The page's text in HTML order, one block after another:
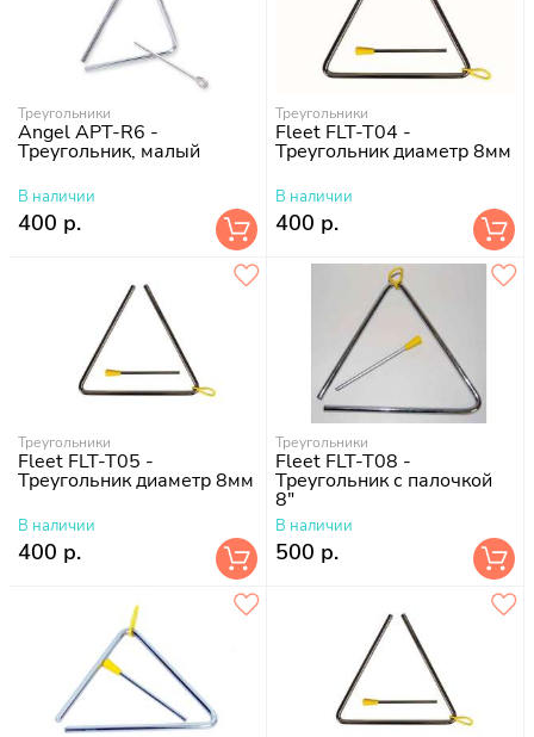
Треугольники
Angel APT-R6 -
Треугольник, малый
В наличии
400 р.
Треугольники
Fleet FLT-T04 -
Треугольник диаметр 8мм
В наличии
400 р.
Треугольники
Fleet FLT-T05 -
Треугольник диаметр 8мм
В наличии
400 р.
Треугольники
Fleet FLT-T08 -
Треугольник с палочкой
8"
В наличии
500 р.